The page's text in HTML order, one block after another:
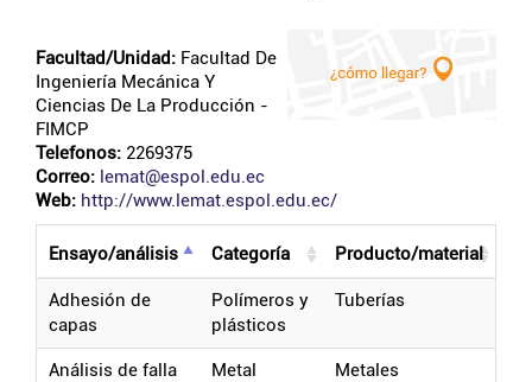
Facultad/Unidad: Facultad De
Ingeniería Mecánica Y
Ciencias De La Producción -
FIMCP
Telefonos: 2269375
Correo: lemat@espol.edu.ec
Web: http://www.lemat.espol.edu.ec/
ensayo/análisis categoría producto/material
adhesión de
capas
polímeros y
plásticos
tuberías
análisis de falla
metal metales